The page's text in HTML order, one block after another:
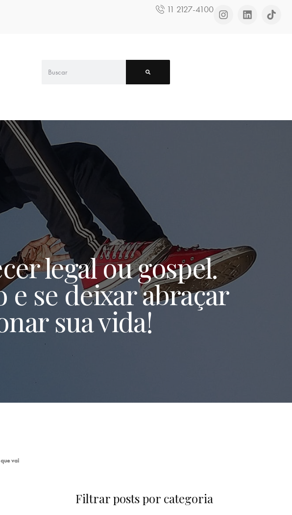
11 2127-4100
legal ou gospel.
e se deixar abraçar
sua vida!
vai
Filtrar posts por categoria